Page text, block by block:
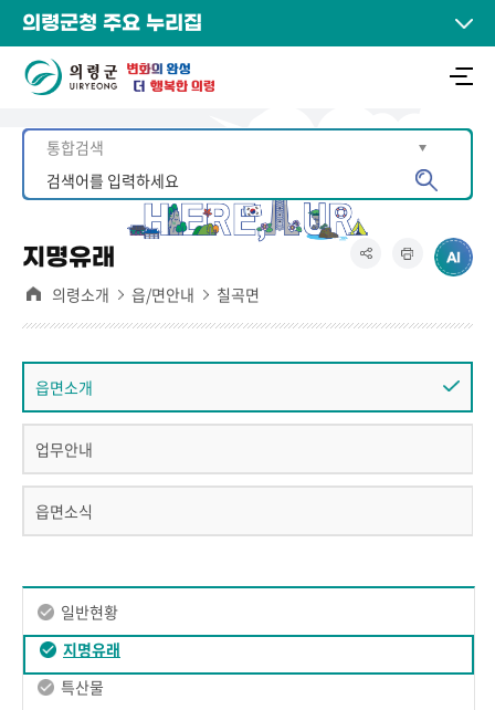
의령군청 주요 누리집
지명유래
의령소개 읍/면안내 칠곡면
읍면소개
업무안내
읍면소식
일반현황
지명유래
특산물